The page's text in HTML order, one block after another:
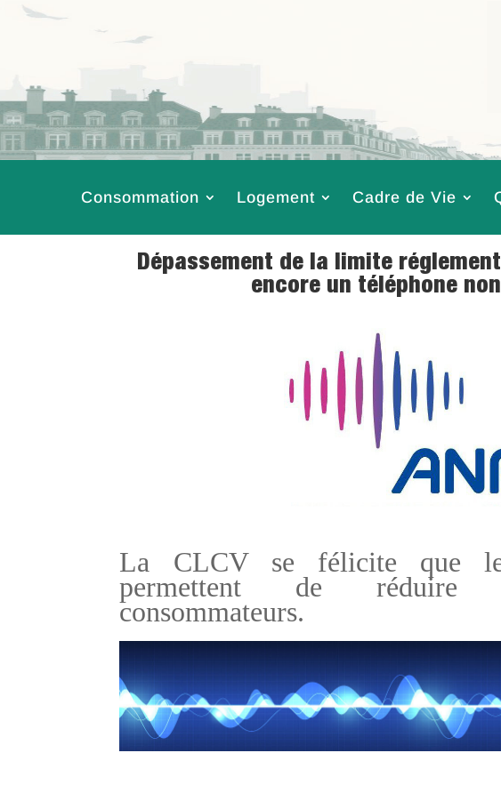
Consommation Logement Cadre de Vie
Dépassement de la limite
encore un téléphone
La CLCV se félicite que
permettent de réduire
consommateurs.